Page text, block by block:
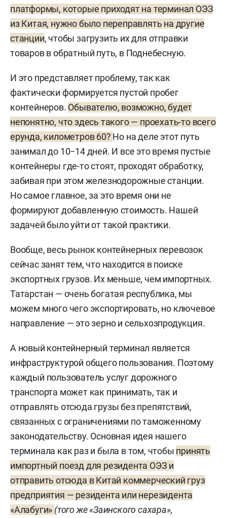
платформы, которые приходят на терминал ОЭЗ
из Китая, нужно было переправлять на другие
станции, чтобы загрузить их для отправки
товаров в обратный путь, в Поднебесную.
И это представляет проблему, так как
фактически формируется пустой пробег
контейнеров. Обывателю, возможно, будет
непонятно, что здесь такого — проехать-то всего
ерунда, километров 60? Но на деле этот путь
занимал до 10−14 дней. И все это время пустые
контейнеры где-то стоят, проходят обработку,
забивая при этом железнодорожные станции.
Но самое главное, за это время они не
формируют добавленную стоимость. Нашей
задачей было уйти от такой практики.
Вообще, весь рынок контейнерных перевозок
сейчас занят тем, что находится в поиске
экспортных грузов. Их меньше, чем импортных.
Татарстан — очень богатая республика, мы
можем много чего экспортировать, но ключевое
направление — это зерно и сельхозпродукция.
А новый контейнерный терминал является
инфраструктурой общего пользования. Поэтому
каждый пользователь услуг дорожного
транспорта может как принимать, так и
отправлять отсюда грузы без препятствий,
связанных с ограничениями по таможенному
законодательству. Основная идея нашего
терминала как раз и была в том, чтобы принять
импортный поезд для резидента ОЭЗ и
отправить отсюда в Китай коммерческий груз
предприятия — резидента или нерезидента
«Алабуги» (того же «Заинского сахара»,